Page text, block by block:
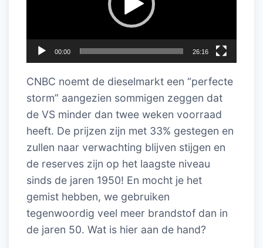
00:00 26:16
CNBC noemt de dieselmarkt een “perfecte
storm” aangezien sommigen zeggen dat
de VS minder dan twee weken voorraad
heeft. De prijzen zijn met 33% gestegen en
zullen naar verwachting blijven stijgen en
de reserves zijn op het laagste niveau
sinds de jaren 1950! En mocht je het
gemist hebben, we gebruiken
tegenwoordig veel meer brandstof dan in
de jaren 50. Wat is hier aan de hand?